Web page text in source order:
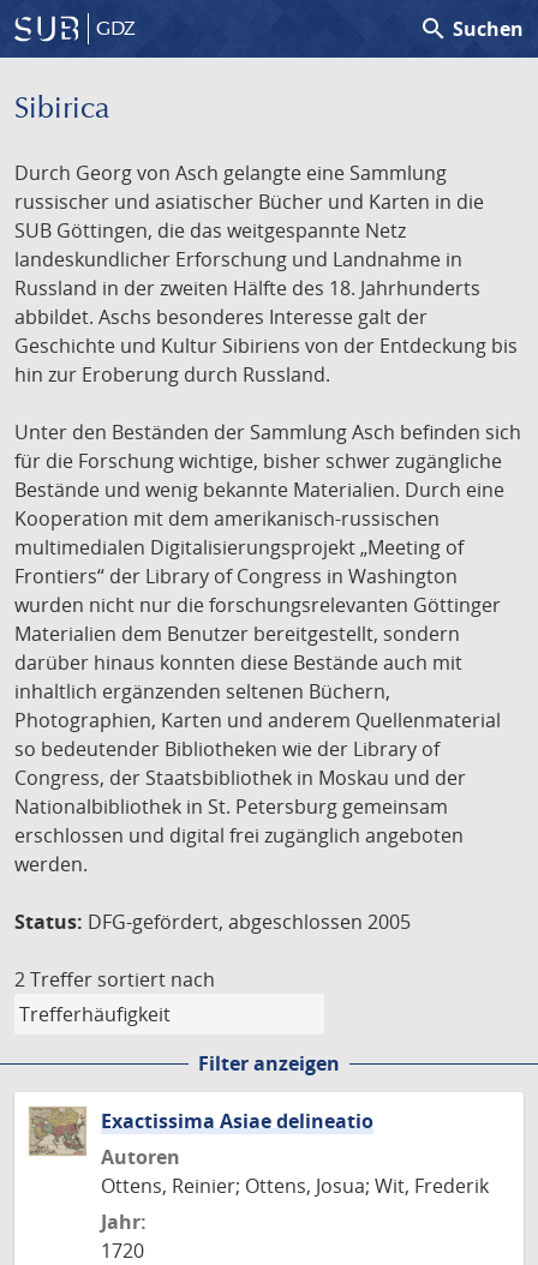
GDZ search Suchen
Sibirica
Durch Georg von Asch gelangte eine Sammlung
russischer und asiatischer Bücher und Karten in die
SUB Göttingen, die das weitgespannte Netz
landeskundlicher Erforschung und Landnahme in
Russland in der zweiten Hälfte des 18. Jahrhunderts
abbildet. Aschs besonderes Interesse galt der
Geschichte und Kultur Sibiriens von der Entdeckung bis
hin zur Eroberung durch Russland.
Unter den Beständen der Sammlung Asch befinden sich
für die Forschung wichtige, bisher schwer zugängliche
Bestände und wenig bekannte Materialien. Durch eine
Kooperation mit dem amerikanisch-russischen
multimedialen Digitalisierungsprojekt „Meeting of
Frontiers“ der Library of Congress in Washington
wurden nicht nur die forschungsrelevanten Göttinger
Materialien dem Benutzer bereitgestellt, sondern
darüber hinaus konnten diese Bestände auch mit
inhaltlich ergänzenden seltenen Büchern,
Photographien, Karten und anderem Quellenmaterial
so bedeutender Bibliotheken wie der Library of
Congress, der Staatsbibliothek in Moskau und der
Nationalbibliothek in St. Petersburg gemeinsam
erschlossen und digital frei zugänglich angeboten
werden.
Status: DFG-gefördert, abgeschlossen 2005
2 Treffer sortiert nach
Filter anzeigen
Exactissima Asiae delineatio
Autoren
Ottens, Reinier; Ottens, Josua; Wit, Frederik
Jahr:
1720